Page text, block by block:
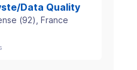
Data Quality
(92) , France